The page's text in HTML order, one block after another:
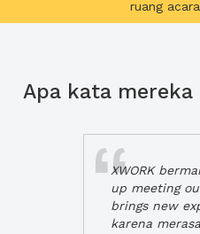
ruang
Apa kata mereka
XWORK
up meeting
brings new
karena